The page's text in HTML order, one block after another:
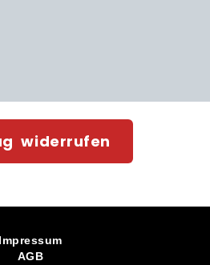
widerrufen
Impressum
AGB